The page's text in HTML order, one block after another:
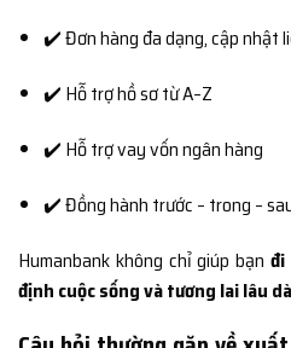
✔️ Đơn hàng đa dạng, cập nhật
✔️ Hỗ trợ hồ sơ từ A–Z
✔️ Hỗ trợ vay vốn ngân hàng
✔️ Đồng hành trước – trong –
Humanbank không chỉ giúp bạn đi
định cuộc sống và tương lai lâu